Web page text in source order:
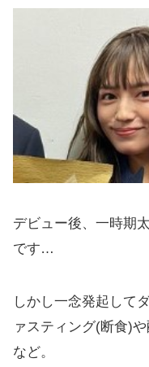
デビュー後、一時期
です…
しかし一念発起して
ァスティング(断食)
など。